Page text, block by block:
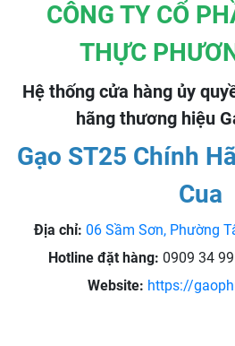
CÔNG TY CỔ
THỰC
Hệ thống cửa hàng ủy
hãng thương hiệu
Gạo ST25 Chính
Cua
Địa chỉ: 06 Sầm Sơn, Phường
Hotline đặt hàng: 0909 34
Website: https://